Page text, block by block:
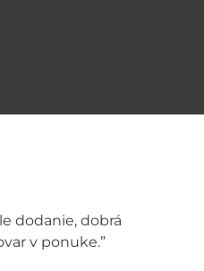
dodanie, dobrá
v ponuke.”